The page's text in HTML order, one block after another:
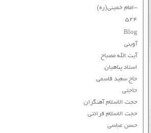
-امام خمینی(ره)
۵۲۴
Blog
آوینی
آیت الله مصباح
استاد پناهیان
حاج سعید قاسمی
حاجتی
حجت الاسلام آهنگران
حجت الاسلام قرائتی
حسن عباسی